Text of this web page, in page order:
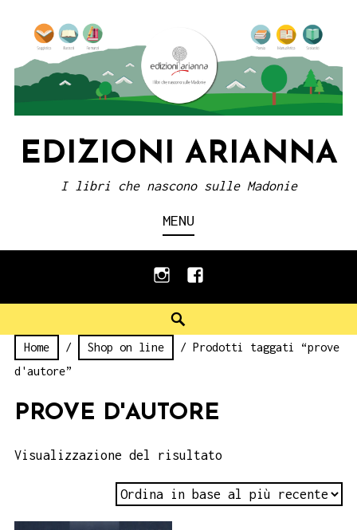
content
EDIZIONI ARIANNA
I libri che nascono sulle Madonie
MENU
instagramfacebook
Home / Shop on line
/ Prodotti taggati “prove
d'autore”
PROVE D'AUTORE
Visualizzazione del risultato